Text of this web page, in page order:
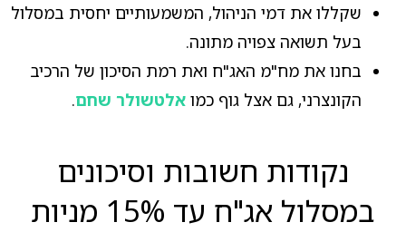
שקללו את דמי הניהול, המשמעותיים יחסית במסלול
בעל תשואה צפויה מתונה.
בחנו את מח"מ האג"ח ואת רמת הסיכון של הרכיב
הקונצרני, גם אצל גוף כמו אלטשולר שחם.
נקודות חשובות וסיכונים
במסלול אג"ח עד 15% מניות